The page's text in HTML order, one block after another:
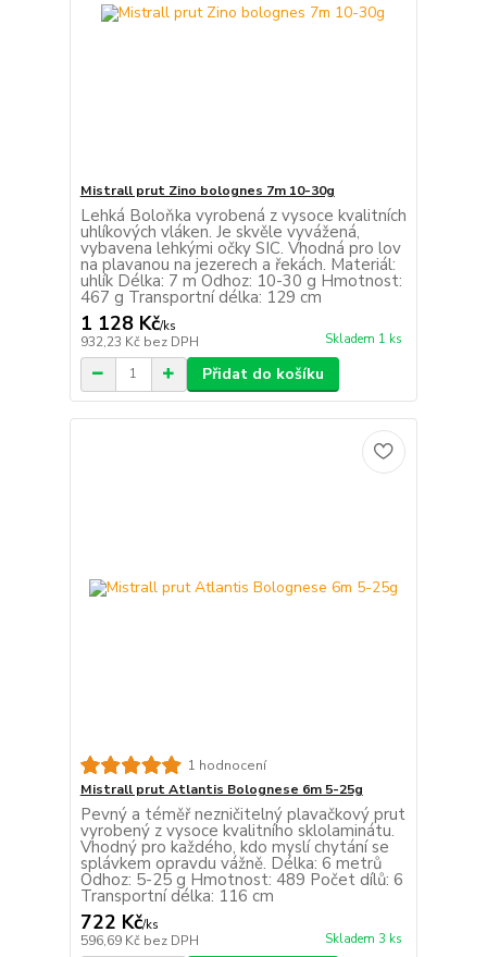
Mistrall prut Zino bolognes 7m 10-30g
Lehká Boloňka vyrobená z vysoce kvalitních
uhlíkových vláken. Je skvěle vyvážená,
vybavena lehkými očky SIC. Vhodná pro lov
na plavanou na jezerech a řekách. Materiál:
uhlík Délka: 7 m Odhoz: 10-30 g Hmotnost:
467 g Transportní délka: 129 cm
1 128 Kč/ks
932,23 Kč bez DPH Skladem 1 ks
Přidat do košíku
1 hodnocení
Mistrall prut Atlantis Bolognese 6m 5-25g
Pevný a téměř nezničitelný plavačkový prut
vyrobený z vysoce kvalitního sklolaminátu.
Vhodný pro každého, kdo myslí chytání se
splávkem opravdu vážně. Délka: 6 metrů
Odhoz: 5-25 g Hmotnost: 489 Počet dílů: 6
Transportní délka: 116 cm
722 Kč/ks
596,69 Kč bez DPH Skladem 3 ks